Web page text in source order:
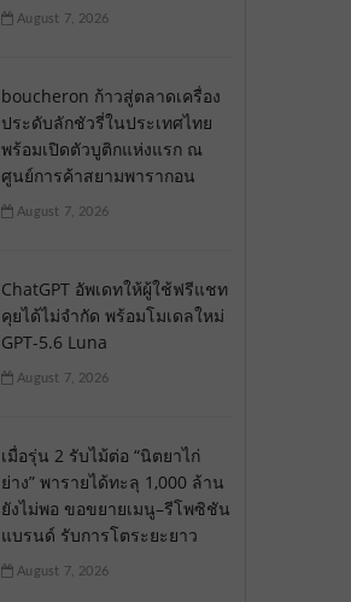
August 7, 2026
boucheron ก้าวสู่ตลาดเครื่อง
ประดับลักชัวรี่ในประเทศไทย
พร้อมเปิดตัวบูติกแห่งแรก ณ
ศูนย์การค้าสยามพารากอน
August 7, 2026
ChatGPT อัพเดทให้ผู้ใช้ฟรีแชท
คุยได้ไม่จำกัด พร้อมโมเดลใหม่
GPT-5.6 Luna
August 7, 2026
เมื่อรุ่น 2 รับไม้ต่อ “นิตยาไก่
ย่าง” พารายได้ทะลุ 1,000 ล้าน
ยังไม่พอ ขอขยายเมนู–รีโพซิชัน
แบรนด์ รับการโตระยะยาว
August 7, 2026